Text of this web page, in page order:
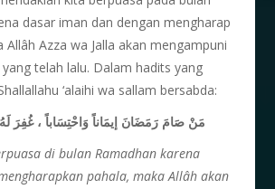
dasar iman dan dengan mengharap
Allâh Azza wa Jalla akan mengampuni
telah lalu. Dalam hadits yang
‘alaihi wa sallam bersabda:
مَنْ صَامَ رَمَضَانَ إيمَاناً وَاحْتِسَاباً ، غُفِرَ
di bulan Ramadhan karena
pahala, maka Allâh akan